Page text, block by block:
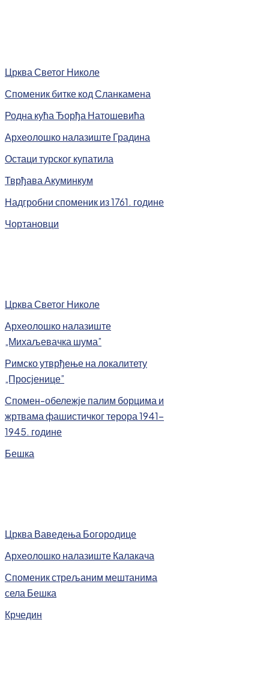
Црква Светог Николе
Споменик битке код Сланкамена
Родна кућа Ђорђа Натошевића
Археолошко налазиште Градина
Остаци турског купатила
Тврђава Акуминкум
Надгробни споменик из 1761. године
Чортановци
Црква Светог Николе
Археолошко налазиште
„Михаљевачка шума”
Римско утврђење на локалитету
„Просјенице”
Спомен-обележје палим борцима и
жртвама фашистичког терора 1941-
1945. године
Бешка
Црква Ваведења Богородице
Археолошко налазиште Калакача
Споменик стрељаним мештанима
села Бешка
Крчедин